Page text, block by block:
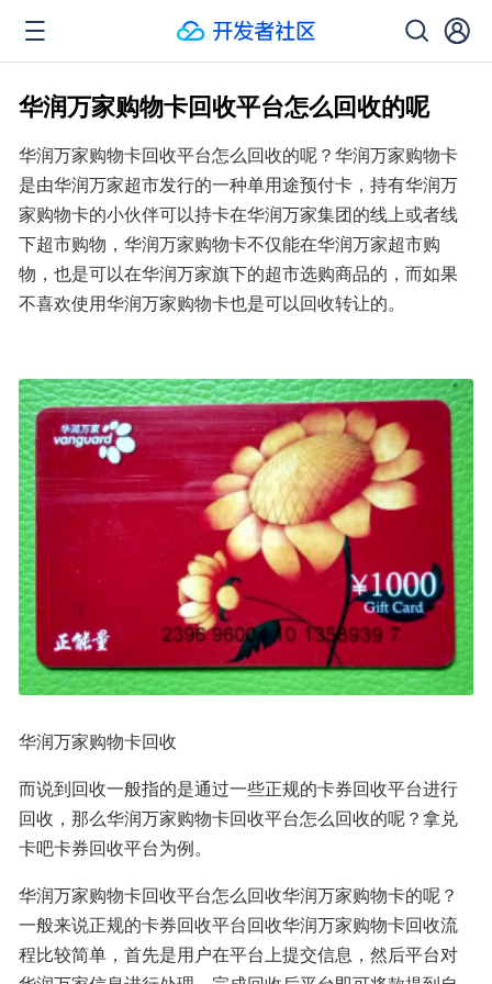
华润万家购物卡回收平台怎么回收的呢
华润万家购物卡回收平台怎么回收的呢？华润万家购物卡
是由华润万家超市发行的一种单用途预付卡，持有华润万
家购物卡的小伙伴可以持卡在华润万家集团的线上或者线
下超市购物，华润万家购物卡不仅能在华润万家超市购
物，也是可以在华润万家旗下的超市选购商品的，而如果
不喜欢使用华润万家购物卡也是可以回收转让的。
华润万家购物卡回收
而说到回收一般指的是通过一些正规的卡券回收平台进行
回收，那么华润万家购物卡回收平台怎么回收的呢？拿兑
卡吧卡券回收平台为例。
华润万家购物卡回收平台怎么回收华润万家购物卡的呢？
一般来说正规的卡券回收平台回收华润万家购物卡回收流
程比较简单，首先是用户在平台上提交信息，然后平台对